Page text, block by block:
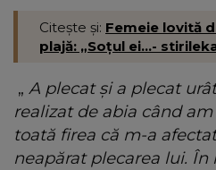
Citește și: Femeie lovită
plajă: „Soțul ei...-
„ A plecat și a plecat
realizat de abia când
toată firea că m-a
neapărat plecarea lui.